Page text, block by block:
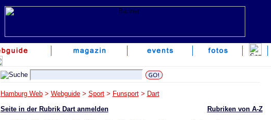
Hamburg Web> Webguide> Sport> Funsport> Dart
Rubriken von A-Z
Seite in der Rubrik Dart anmelden